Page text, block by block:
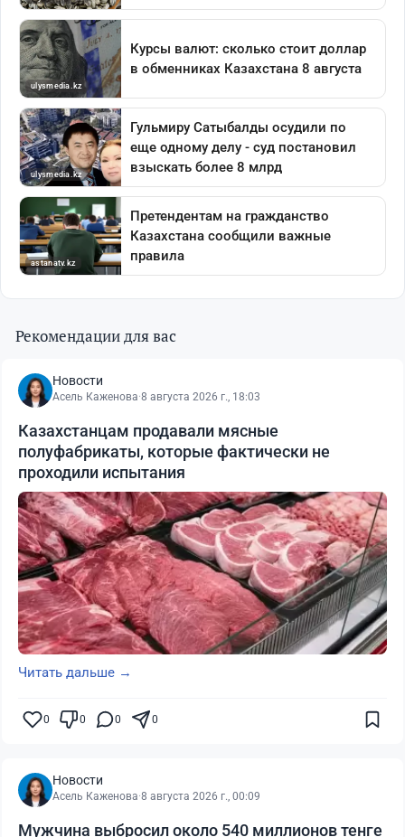
Рекомендации для вас
Новости
Асель Каженова·8 августа 2026 г., 18:03
Казахстанцам продавали мясные
полуфабрикаты, которые фактически не
проходили испытания
Читать дальше →
0 0 0 0
Новости
Асель Каженова·8 августа 2026 г., 00:09
Мужчина выбросил около 540 миллионов тенге